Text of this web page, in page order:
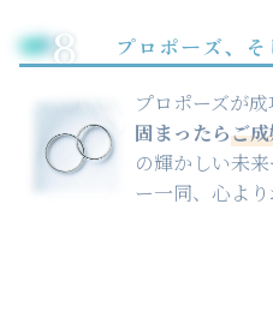
8 プロポーズ、
プロポーズが成
固まったらご
の輝かしい未
ー一同、心より